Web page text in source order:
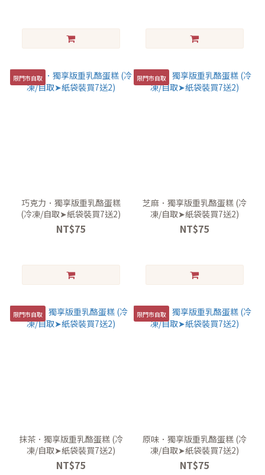
限門市自取
巧克力．獨享版重乳酪蛋糕
(冷凍/自取➤紙袋裝買7送2)
NT$75
限門市自取
芝麻．獨享版重乳酪蛋糕 (冷
凍/自取➤紙袋裝買7送2)
NT$75
限門市自取
抹茶．獨享版重乳酪蛋糕 (冷
凍/自取➤紙袋裝買7送2)
NT$75
限門市自取
原味．獨享版重乳酪蛋糕 (冷
凍/自取➤紙袋裝買7送2)
NT$75